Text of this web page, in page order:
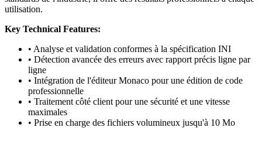
utilisation.
Key Technical Features:
• Analyse et validation conformes à la spécification INI
• Détection avancée des erreurs avec rapport précis ligne par
ligne
• Intégration de l'éditeur Monaco pour une édition de code
professionnelle
• Traitement côté client pour une sécurité et une vitesse
maximales
• Prise en charge des fichiers volumineux jusqu'à 10 Mo